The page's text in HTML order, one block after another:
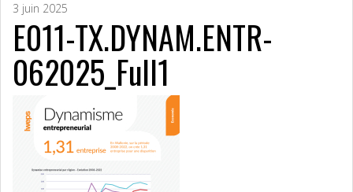
3 juin 2025
E011-TX.DYNAM.ENTR-
062025_Full1